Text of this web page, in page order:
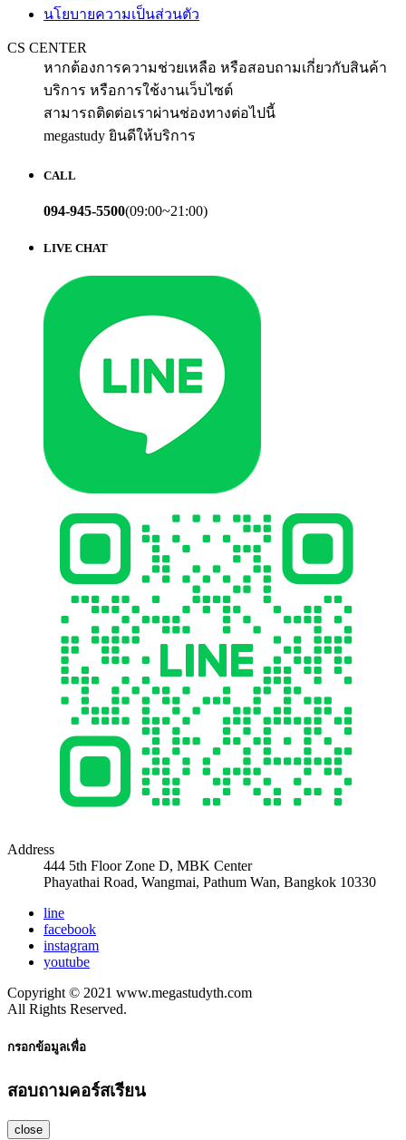
นโยบายความเป็นส่วนตัว
CS CENTER
หากต้องการความช่วยเหลือ หรือสอบถามเกี่ยวกับสินค้า
บริการ หรือการใช้งานเว็บไซต์
สามารถติดต่อเราผ่านช่องทางต่อไปนี้
megastudy ยินดีให้บริการ
CALL
094-945-5500(09:00~21:00)
LIVE CHAT
Address
444 5th Floor Zone D, MBK Center
Phayathai Road, Wangmai, Pathum Wan, Bangkok 10330
line
facebook
instagram
youtube
Copyright © 2021 www.megastudyth.com
All Rights Reserved.
กรอกข้อมูลเพื่อ
สอบถามคอร์สเรียน
close